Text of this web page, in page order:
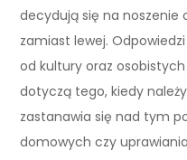
decydują się na noszenie
zamiast lewej.
od kultury oraz
dotyczą tego, kiedy
zastanawia się nad tym
domowych czy